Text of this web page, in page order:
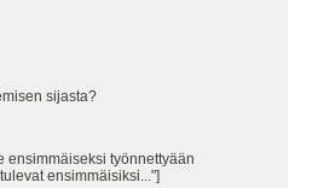
sijasta?
ensimmäiseksi työnnettyään
ensimmäisiksi..."]